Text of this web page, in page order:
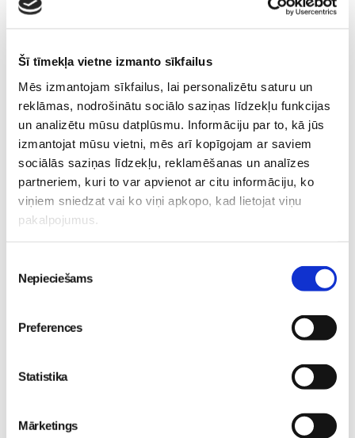
Šī tīmekļa vietne izmanto sīkfailus
Mēs izmantojam sīkfailus, lai personalizētu saturu un
reklāmas, nodrošinātu sociālo saziņas līdzekļu funkcijas
un analizētu mūsu datplūsmu. Informāciju par to, kā jūs
izmantojat mūsu vietni, mēs arī kopīgojam ar saviem
sociālās saziņas līdzekļu, reklamēšanas un analīzes
partneriem, kuri to var apvienot ar citu informāciju, ko
viņiem sniedzat vai ko viņi apkopo, kad lietojat viņu
pakalpojumus.
izvēle
Nepieciešams
Preferences
Statistika
Mārketings
Mazie-peldētāji Mazuļa-vasara rotaļas
Lasi vēl
Piesaki savu bērnu BEZMAKSAS meistarklasei "Kas
manā kārbiņā" izstādē RIGA FOOD 2026!
Pirmsskola
24. Jul 00:00
izstādē “Riga Food 2026”!
30. Jun 00:00
ALFA MISIJA - vasaras